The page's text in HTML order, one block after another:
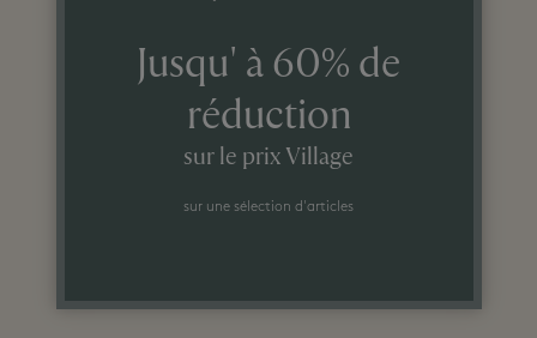
Jusqu' à 60% de
réduction
sur le prix Village
sur une sélection d'articles